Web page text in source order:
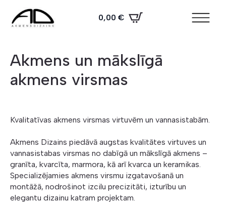
0,00 €
Akmens un mākslīgā
akmens virsmas
Kvalitatīvas akmens virsmas virtuvēm un vannasistabām.
Akmens Dizains piedāvā augstas kvalitātes virtuves un
vannasistabas virsmas no dabīgā un mākslīgā akmens –
granīta, kvarcīta, marmora, kā arī kvarca un keramikas.
Specializējamies akmens virsmu izgatavošanā un
montāžā, nodrošinot izcilu precizitāti, izturību un
elegantu dizainu katram projektam.